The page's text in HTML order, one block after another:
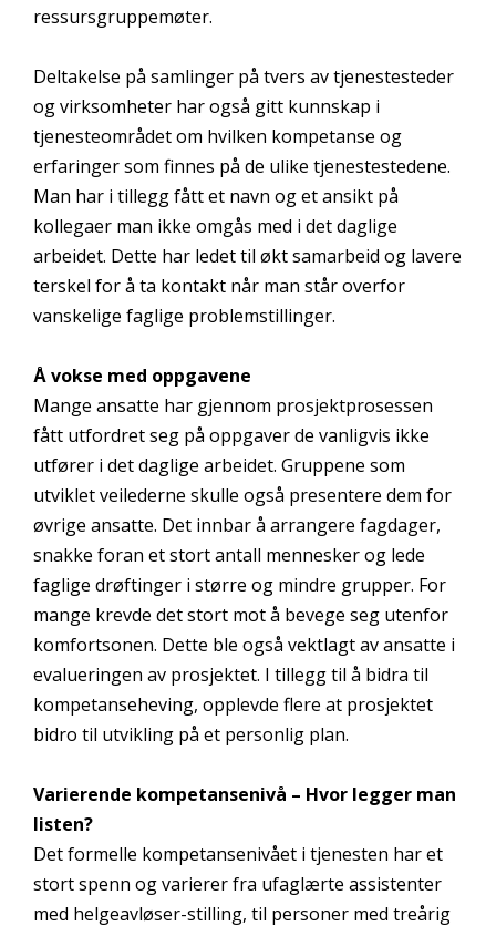
ressursgruppemøter.
Deltakelse på samlinger på tvers av tjenestesteder
og virksomheter har også gitt kunnskap i
tjenesteområdet om hvilken kompetanse og
erfaringer som finnes på de ulike tjenestestedene.
Man har i tillegg fått et navn og et ansikt på
kollegaer man ikke omgås med i det daglige
arbeidet. Dette har ledet til økt samarbeid og lavere
terskel for å ta kontakt når man står overfor
vanskelige faglige problemstillinger.
Å vokse med oppgavene
Mange ansatte har gjennom prosjektprosessen
fått utfordret seg på oppgaver de vanligvis ikke
utfører i det daglige arbeidet. Gruppene som
utviklet veilederne skulle også presentere dem for
øvrige ansatte. Det innbar å arrangere fagdager,
snakke foran et stort antall mennesker og lede
faglige drøftinger i større og mindre grupper. For
mange krevde det stort mot å bevege seg utenfor
komfortsonen. Dette ble også vektlagt av ansatte i
evalueringen av prosjektet. I tillegg til å bidra til
kompetanseheving, opplevde flere at prosjektet
bidro til utvikling på et personlig plan.
Varierende kompetansenivå – Hvor legger man
listen?
Det formelle kompetansenivået i tjenesten har et
stort spenn og varierer fra ufaglærte assistenter
med helgeavløser-stilling, til personer med treårig